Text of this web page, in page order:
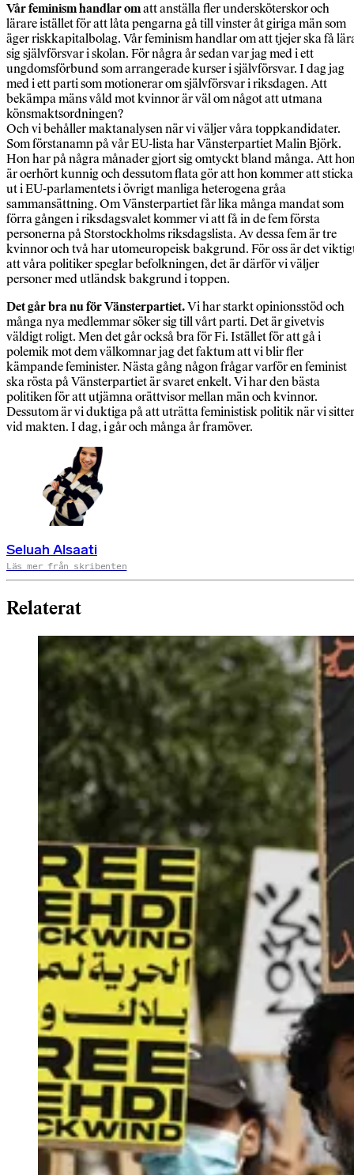
Vår feminism handlar omatt anställa fler undersköterskor och
lärare istället för att låta pengarna gå till vinster åt giriga män som
äger riskkapitalbolag. Vår feminism handlar om att tjejer ska få
sig självförsvar i skolan. För några år sedan var jag med i ett
ungdomsförbund som arrangerade kurser i självförsvar. I dag jag
med i ett parti som motionerar om självförsvar i riksdagen. Att
bekämpa mäns våld mot kvinnor är väl om något att utmana
könsmaktsordningen?
Och vi behåller maktanalysen när vi väljer våra toppkandidater.
Som förstanamn på vår EU-lista har Vänsterpartiet Malin Björk.
Hon har på några månader gjort sig omtyckt bland många. Att
är oerhört kunnig och dessutom flata gör att hon kommer att sticka
ut i EU-parlamentets i övrigt manliga heterogena gråa
sammansättning. Om Vänsterpartiet får lika många mandat som
förra gången i riksdagsvalet kommer vi att få in de fem första
personerna på Storstockholms riksdagslista. Av dessa fem är tre
kvinnor och två har utomeuropeisk bakgrund. För oss är det
att våra politiker speglar befolkningen, det är därför vi väljer
personer med utländsk bakgrund i toppen.
Det går bra nu för Vänsterpartiet.Vi har starkt opinionsstöd och
många nya medlemmar söker sig till vårt parti. Det är givetvis
väldigt roligt. Men det går också bra för Fi. Istället för att gå i
polemik mot dem välkomnar jag det faktum att vi blir fler
kämpande feminister. Nästa gång någon frågar varför en feminist
ska rösta på Vänsterpartiet är svaret enkelt. Vi har den bästa
politiken för att utjämna orättvisor mellan män och kvinnor.
Dessutom är vi duktiga på att uträtta feministisk politik när vi sitter
vid makten. I dag, i går och många år framöver.
Seluah Alsaati
Läs mer från skribenten
Relaterat